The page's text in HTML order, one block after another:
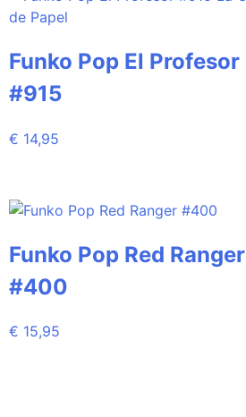
Funko Pop El Profesor
#915
€ 14,95
Funko Pop Red Ranger
#400
€ 15,95